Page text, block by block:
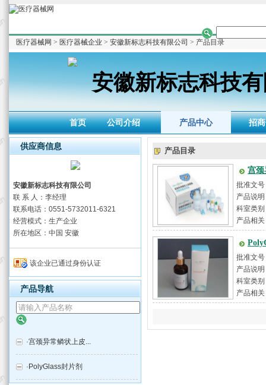
医疗器械网 > 医疗器械企业 > 安徽新标志科技有限公司 > 产品目录
安徽新标志科技
首页 公司介绍 产品中心 招
供应商信息
安徽新标志科技有限公司
联 系 人：李经理
联系电话：0551-5732011-6321
经营模式：生产企业
所在地区：中国 安徽
该企业已通过身份认证
产品导航
·宫颈异常鳞状上皮...
· PolyGlass封片剂
产品目录
宫颈
批准文
产品说
包括固
科室类
产品相
批准文
产品说
YZB/皖
科室类
产品相